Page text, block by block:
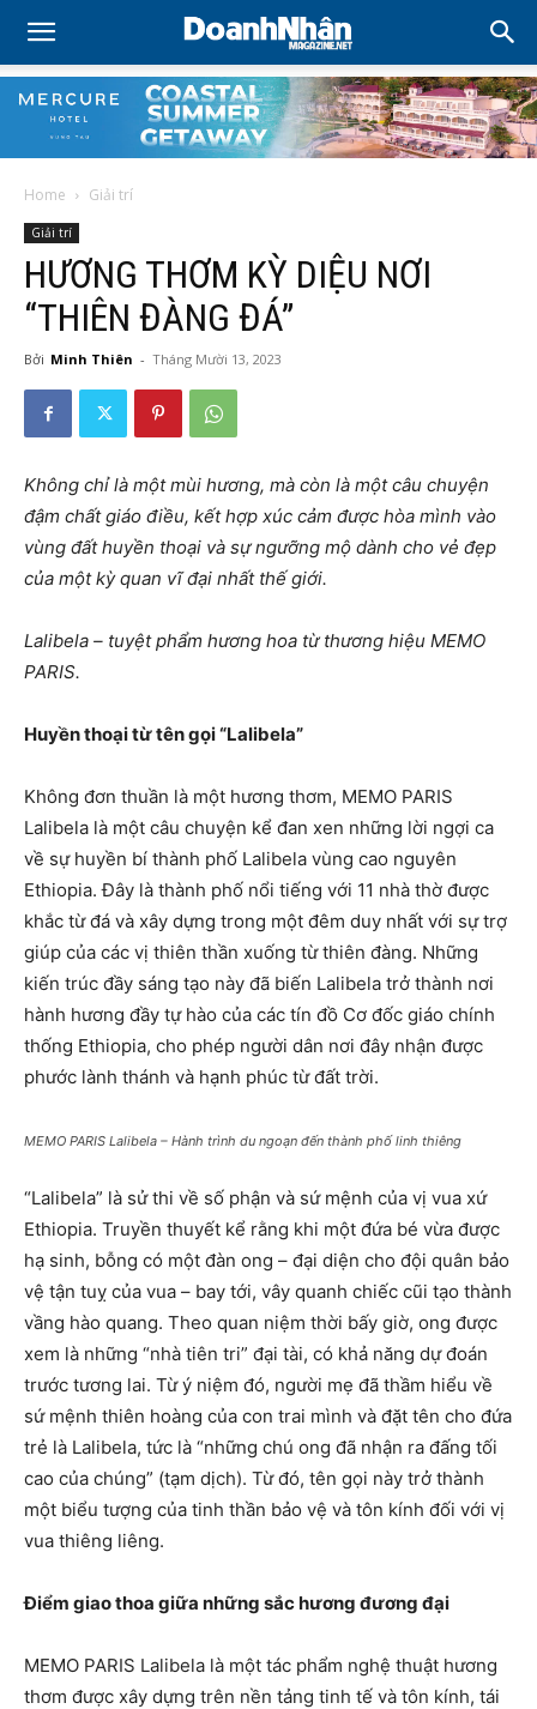
Home Giải trí
Giải trí
HƯƠNG THƠM KỲ DIỆU NƠI
“THIÊN ĐÀNG ĐÁ”
Bởi Minh Thiên - Tháng Mười 13, 2023
Không chỉ là một mùi hương, mà còn là một câu chuyện
đậm chất giáo điều, kết hợp xúc cảm được hòa mình vào
vùng đất huyền thoại và sự ngưỡng mộ dành cho vẻ đẹp
của một kỳ quan vĩ đại nhất thế giới.
Lalibela – tuyệt phẩm hương hoa từ thương hiệu MEMO
PARIS.
Huyền thoại từ tên gọi “Lalibela”
Không đơn thuần là một hương thơm, MEMO PARIS
Lalibela là một câu chuyện kể đan xen những lời ngợi ca
về sự huyền bí thành phố Lalibela vùng cao nguyên
Ethiopia. Đây là thành phố nổi tiếng với 11 nhà thờ được
khắc từ đá và xây dựng trong một đêm duy nhất với sự trợ
giúp của các vị thiên thần xuống từ thiên đàng. Những
kiến trúc đầy sáng tạo này đã biến Lalibela trở thành nơi
hành hương đầy tự hào của các tín đồ Cơ đốc giáo chính
thống Ethiopia, cho phép người dân nơi đây nhận được
phước lành thánh và hạnh phúc từ đất trời.
MEMO PARIS Lalibela – Hành trình du ngoạn đến thành phố linh thiêng
“Lalibela” là sử thi về số phận và sứ mệnh của vị vua xứ
Ethiopia. Truyền thuyết kể rằng khi một đứa bé vừa được
hạ sinh, bỗng có một đàn ong – đại diện cho đội quân bảo
vệ tận tuỵ của vua – bay tới, vây quanh chiếc cũi tạo thành
vầng hào quang. Theo quan niệm thời bấy giờ, ong được
xem là những “nhà tiên tri” đại tài, có khả năng dự đoán
trước tương lai. Từ ý niệm đó, người mẹ đã thầm hiểu về
sứ mệnh thiên hoàng của con trai mình và đặt tên cho đứa
trẻ là Lalibela, tức là “những chú ong đã nhận ra đấng tối
cao của chúng” (tạm dịch). Từ đó, tên gọi này trở thành
một biểu tượng của tinh thần bảo vệ và tôn kính đối với vị
vua thiêng liêng.
Điểm giao thoa giữa những sắc hương đương đại
MEMO PARIS Lalibela là một tác phẩm nghệ thuật hương
thơm được xây dựng trên nền tảng tinh tế và tôn kính, tái